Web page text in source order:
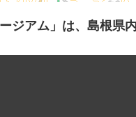
ジアム」は、島根県